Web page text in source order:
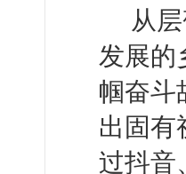
从
发展的
帼奋斗
出固有
过抖音